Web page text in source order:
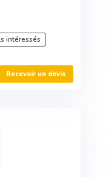
intéressés
Recevoir un devis